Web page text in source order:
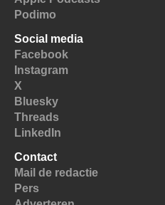
Podimo
Social media
Facebook
Instagram
X
Bluesky
Threads
LinkedIn
Contact
Mail de redactie
Pers